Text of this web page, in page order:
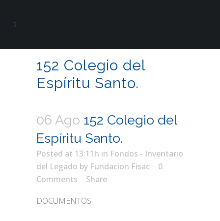
152 Colegio del
Espíritu Santo.
06 Ago 152 Colegio del
Espíritu Santo.
Posted at 13:11h in Fondos - Inventario
del Legado by Fundacion Fisac
0
Comments
Share
DOCUMENTOS